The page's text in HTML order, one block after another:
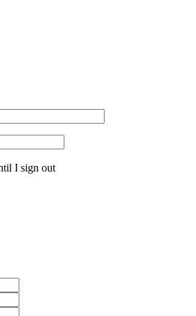
I sign out